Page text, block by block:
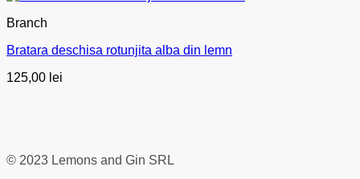
Branch
Bratara deschisa rotunjita alba din lemn
125,00 lei
© 2023 Lemons and Gin SRL